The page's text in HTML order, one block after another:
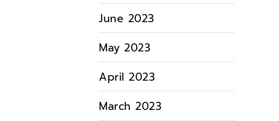
June 2023
May 2023
April 2023
March 2023